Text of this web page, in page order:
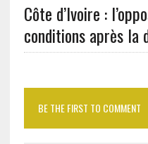
Côte d’Ivoire :
conditions après la
BE THE FIRST TO COMMENT